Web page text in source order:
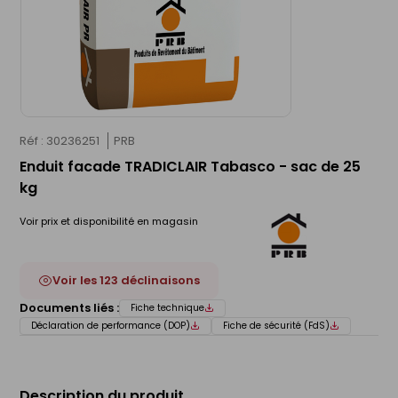
Réf : 30236251 PRB
Enduit facade TRADICLAIR Tabasco - sac de 25
kg
Voir prix et disponibilité en magasin
Voir les 123 déclinaisons
Documents liés :
Fiche technique
Déclaration de performance (DOP)
Fiche de sécurité (FdS)